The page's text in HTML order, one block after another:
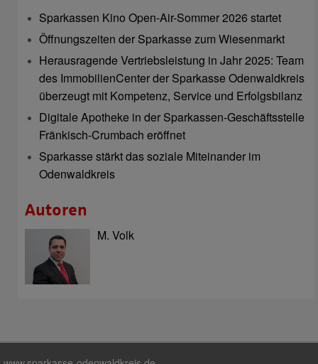
Sparkassen Kino Open-Air-Sommer 2026 startet
Öffnungszeiten der Sparkasse zum Wiesenmarkt
Herausragende Vertriebsleistung in Jahr 2025: Team
des ImmobilienCenter der Sparkasse Odenwaldkreis
überzeugt mit Kompetenz, Service und Erfolgsbilanz
Digitale Apotheke in der Sparkassen-Geschäftsstelle
Fränkisch-Crumbach eröffnet
Sparkasse stärkt das soziale Miteinander im
Odenwaldkreis
Autoren
M. Volk